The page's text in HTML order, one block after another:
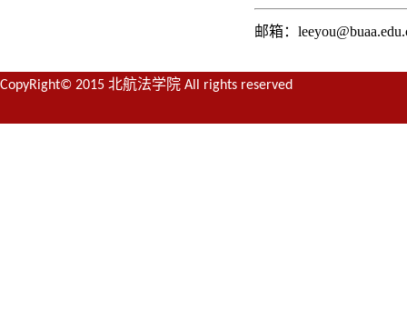
邮箱：
CopyRight© 2015 北航法学院 All rights reserved